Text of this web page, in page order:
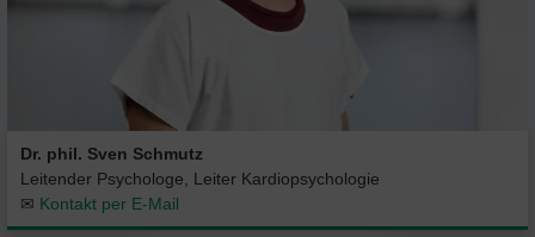
Dr. phil. Sven Schmutz
Leitender Psychologe, Leiter Kardiopsychologie
✉ Kontakt per E-Mail